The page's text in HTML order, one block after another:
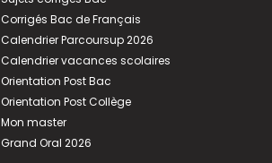
Corrigés Bac de Français
Calendrier Parcoursup 2026
Calendrier vacances scolaires
Orientation Post Bac
Orientation Post Collège
Mon master
Grand Oral 2026